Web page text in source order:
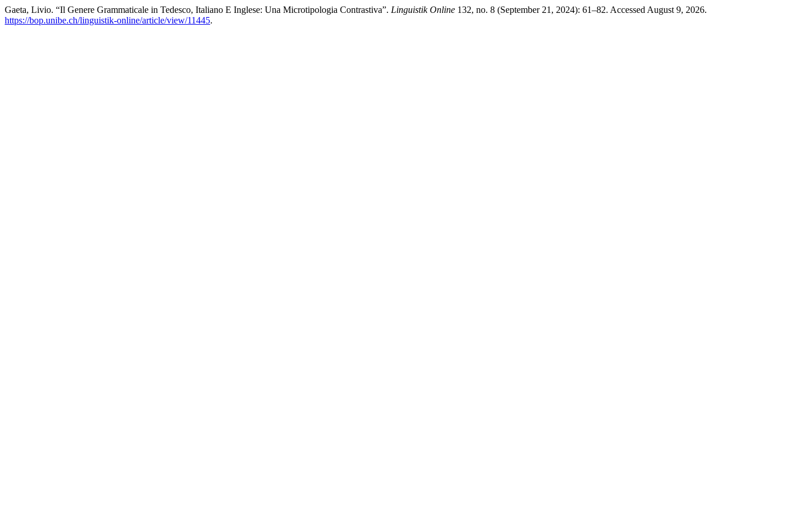
Gaeta, Livio. “Il Genere Grammaticale in Tedesco, Italiano E Inglese: Una Microtipologia Contrastiva”. Linguistik Online 132, no. 8 (September 21, 2024): 61–82. Accessed August 9, 2026.
https://bop.unibe.ch/linguistik-online/article/view/11445.